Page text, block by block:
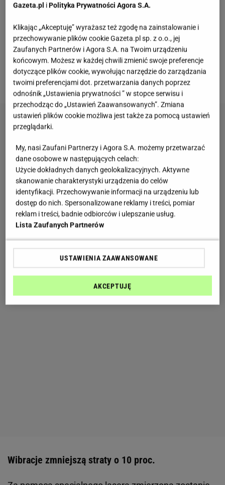
niszczy się kolejne 5 proc. owoców. Naukowcy z
Cranfield University w Wielkiej Brytanii postanowili
wykorzystać metodę laserowej wibrometrii
dopplerowskiej (LDV), która pozwoli na bezdotykowe
sprawdzanie awokado. Wynikami swoich badań
podzielili się nastronie uniwersytetu.
Wibracje zmniejszą straty o 10 proc.
Gazeta.pl iPolityka Prywatności Agora S.A.
Klikając „Akceptuję” wyrażasz też zgodę na zainstalowanie i
przechowywanie plików cookie Gazeta.pl sp. z o.o., jej
Zaufanych Partnerów i Agora S.A. na Twoim urządzeniu
końcowym. Możesz w każdej chwili zmienić swoje preferencje
dotyczące plików cookie, wywołując narzędzie do zarządzania
twoimi preferencjami dot. przetwarzania danych poprzez
odnośnik „Ustawienia prywatności ” w stopce serwisu i
przechodząc do „Ustawień Zaawansowanych”. Zmiana
ustawień plików cookie możliwa jest także za pomocą ustawień
przeglądarki.
My, nasi Zaufani Partnerzy i Agora S.A. możemy przetwarzać
dane osobowe w następujących celach:
Użycie dokładnych danych geolokalizacyjnych. Aktywne
skanowanie charakterystyki urządzenia do celów
identyfikacji. Przechowywanie informacji na urządzeniu lub
dostęp do nich. Spersonalizowane reklamy i treści, pomiar
reklam i treści, badnie odbiorców i ulepszanie usług.
Lista Zaufanych Partnerów
USTAWIENIA ZAAWANSOWANE
AKCEPTUJĘ